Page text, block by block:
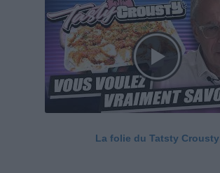
La folie du Tatsty Crousty